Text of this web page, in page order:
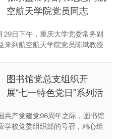
”的党日活动，对党员同志进行革
。
空航天学院党员同志
29日下午，重庆大学党委常务副
来到航空航天学院党员陈斌教授
图书馆党总支组织开
展“七一特色党日”系列活
共产党建党96周年之际，图书馆
学校党委组织部的号召，精心组